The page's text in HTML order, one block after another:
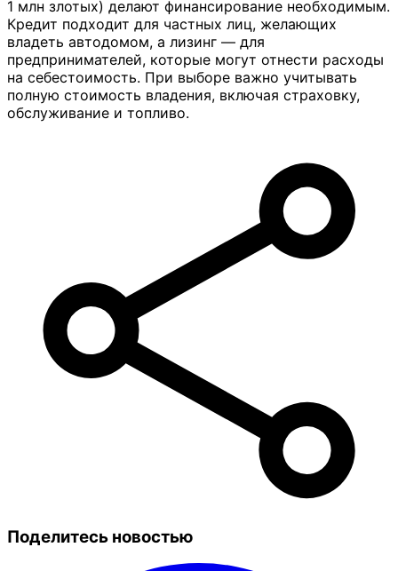
1 млн злотых) делают финансирование необходимым.
Кредит подходит для частных лиц, желающих
владеть автодомом, а лизинг — для
предпринимателей, которые могут отнести расходы
на себестоимость. При выборе важно учитывать
полную стоимость владения, включая страховку,
обслуживание и топливо.
Поделитесь новостью